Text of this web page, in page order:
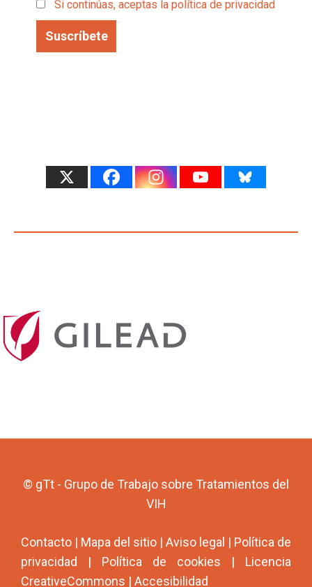
Si continúas, aceptas la política de privacidad
© gTt - Grupo de Trabajo sobre Tratamientos del
VIH
Contacto | Mapa del sitio | Aviso legal | Política de
privacidad | Política de cookies | Licencia
CreativeCommons | Accesibilidad